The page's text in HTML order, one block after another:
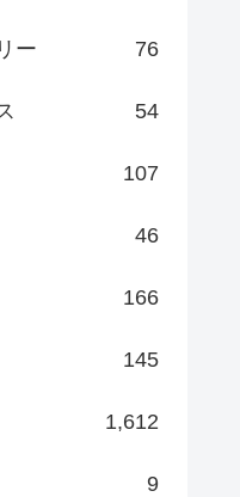
ー 76
54
107
46
166
145
1,612
9